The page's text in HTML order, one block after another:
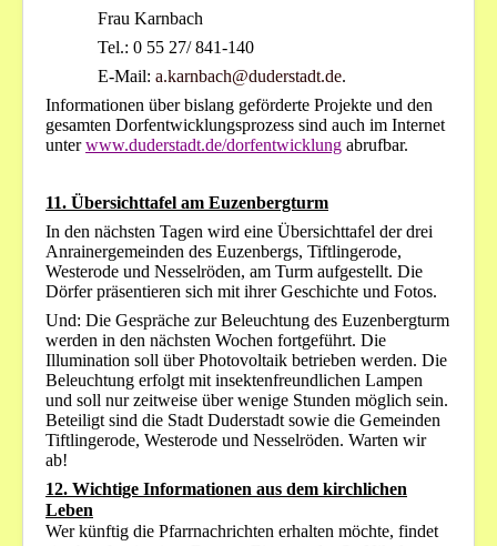
Frau Karnbach
Tel.: 0 55 27/ 841-140
E-Mail:a.karnbach@duderstadt.de.
Informationen über bislang geförderte Projekte und den
gesamten Dorfentwicklungsprozess sind auch im Internet
unterwww.duderstadt.de/dorfentwicklung abrufbar.
11. Übersichttafel am Euzenbergturm
In den nächsten Tagen wird eine Übersichttafel der drei
Anrainergemeinden des Euzenbergs, Tiftlingerode,
Westerode und Nesselröden, am Turm aufgestellt. Die
Dörfer präsentieren sich mit ihrer Geschichte und Fotos.
Und: Die Gespräche zur Beleuchtung des Euzenbergturm
werden in den nächsten Wochen fortgeführt. Die
Illumination soll über Photovoltaik betrieben werden. Die
Beleuchtung erfolgt mit insektenfreundlichen Lampen
und soll nur zeitweise über wenige Stunden möglich sein.
Beteiligt sind die Stadt Duderstadt sowie die Gemeinden
Tiftlingerode, Westerode und Nesselröden. Warten wir
ab!
12. Wichtige Informationen aus dem kirchlichen
Leben
Wer künftig die Pfarrnachrichten erhalten möchte, findet